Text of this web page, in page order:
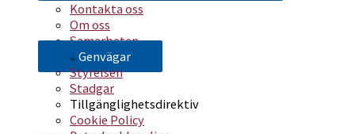
Kontakta oss
Om oss
Samarbeten
Genvägar
Styrelsen
Stadgar
Tillgänglighetsdirektiv
Cookie Policy